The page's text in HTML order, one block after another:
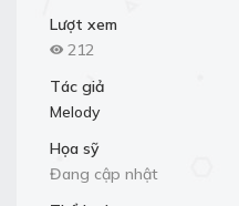
Lượt xem
212
Tác giả
Melody
Họa sỹ
Đang cập nhật